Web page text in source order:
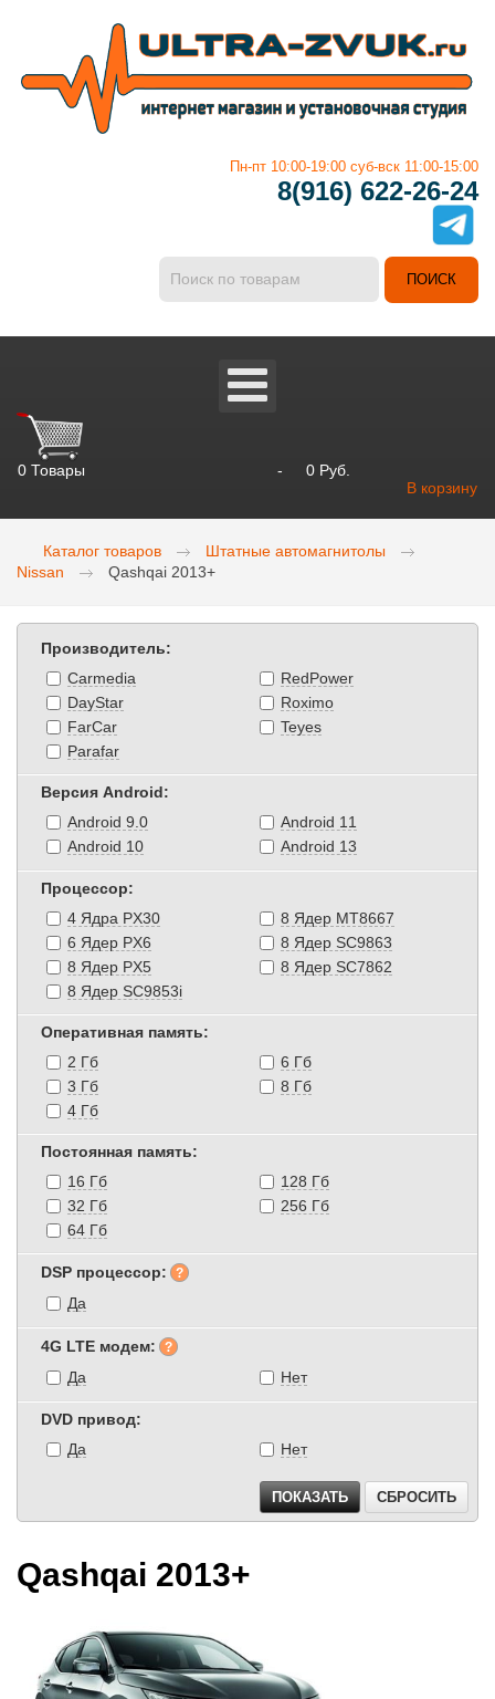
Пн-пт 10:00-19:00 суб-вск 11:00-15:00
8(916) 622-26-24
0 Товары -
0 Руб.
В корзину
Каталог товаров
Штатные автомагнитолы
Nissan
Qashqai 2013+
Производитель:
Carmedia
DayStar
FarCar
Parafar
RedPower
Roximo
Teyes
Версия Android:
Android 9.0
Android 10
Android 11
Android 13
Процессор:
4 Ядра PX30
6 Ядер PX6
8 Ядер PX5
8 Ядер SC9853i
8 Ядер MT8667
8 Ядер SC9863
8 Ядер SC7862
Оперативная память:
2 Гб
3 Гб
4 Гб
6 Гб
8 Гб
Постоянная память:
16 Гб
32 Гб
64 Гб
128 Гб
256 Гб
DSP процессор:
Да
4G LTE модем:
Да
Нет
DVD привод:
Да
Нет
Qashqai 2013+